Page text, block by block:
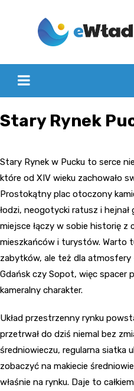
Stary Rynek
Stary Rynek w Pucku to serce
które od XIV wieku zachowało
Prostokątny plac otoczony
łodzi, neogotycki ratusz i
miejsce łączy w sobie historię z
mieszkańców i turystów. Warto
zabytków, ale też dla
Gdańsk czy Sopot, więc spacer
kameralny charakter.
Układ przestrzenny rynku
przetrwał do dziś niemal bez
średniowieczu, regularna siatka
zobaczyć na makiecie
właśnie na rynku. Daje to